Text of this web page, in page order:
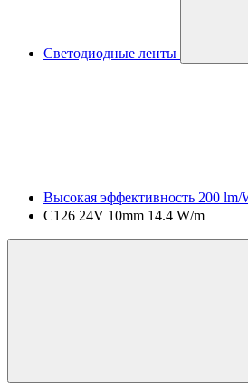
Светодиодные ленты
Высокая эффективность 200 lm/
C126 24V 10mm 14.4 W/m